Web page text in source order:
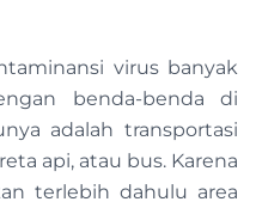
virus banyak
benda-benda di
adalah transportasi
api, atau bus. Karena
terlebih dahulu area